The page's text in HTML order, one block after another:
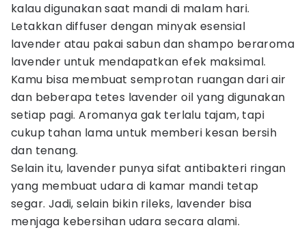
kalau digunakan saat mandi di malam hari.
Letakkan diffuser dengan minyak esensial
lavender atau pakai sabun dan shampo beraroma
lavender untuk mendapatkan efek maksimal.
Kamu bisa membuat semprotan ruangan dari air
dan beberapa tetes lavender oil yang digunakan
setiap pagi. Aromanya gak terlalu tajam, tapi
cukup tahan lama untuk memberi kesan bersih
dan tenang.
Selain itu, lavender punya sifat antibakteri ringan
yang membuat udara di kamar mandi tetap
segar. Jadi, selain bikin rileks, lavender bisa
menjaga kebersihan udara secara alami.